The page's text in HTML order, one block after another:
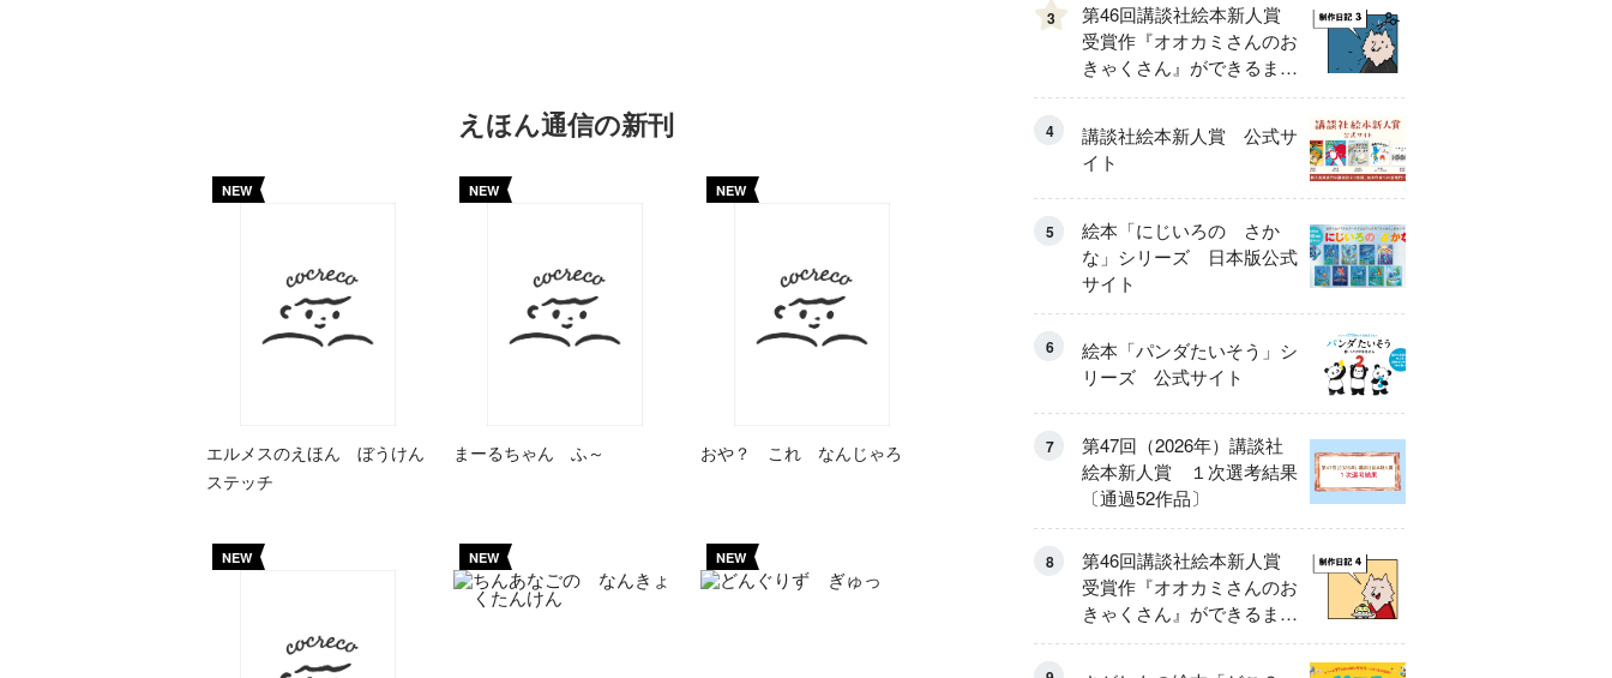
えほん通信の新刊
NEW
エルメスのえほん ぼうけん
ステッチ
NEW
まーるちゃん ふ～
NEW
おや？ これ なんじゃろ
NEW NEW NEW
3
第46回講談社絵本新人賞
受賞作『オオカミさんのお
きゃくさん』ができるまで
③
4
講談社絵本新人賞 公式サ
イト
5
絵本「にじいろの さか
な」シリーズ 日本版公式
サイト
6
絵本「パンダたいそう」シ
リーズ 公式サイト
7
第47回（2026年）講談社
絵本新人賞 １次選考結果
〔通過52作品〕
8
第46回講談社絵本新人賞
受賞作『オオカミさんのお
きゃくさん』ができるまで
④